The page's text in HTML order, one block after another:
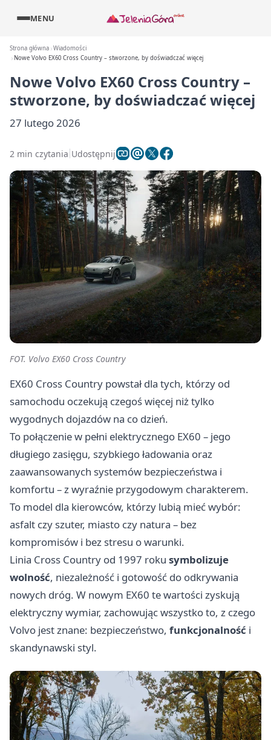
MENU
Strona główna Wiadomości
Nowe Volvo EX60 Cross Country – stworzone, by doświadczać więcej
Nowe Volvo EX60 Cross Country –
stworzone, by doświadczać więcej
27 lutego 2026
2 min czytania Udostępnij
FOT. Volvo EX60 Cross Country
EX60 Cross Country powstał dla tych, którzy od
samochodu oczekują czegoś więcej niż tylko
wygodnych dojazdów na co dzień.
To połączenie w pełni elektrycznego EX60 – jego
długiego zasięgu, szybkiego ładowania oraz
zaawansowanych systemów bezpieczeństwa i
komfortu – z wyraźnie przygodowym charakterem.
To model dla kierowców, którzy lubią mieć wybór:
asfalt czy szuter, miasto czy natura – bez
kompromisów i bez stresu o warunki.
Linia Cross Country od 1997 roku symbolizuje
wolność, niezależność i gotowość do odkrywania
nowych dróg. W nowym EX60 te wartości zyskują
elektryczny wymiar, zachowując wszystko to, z czego
Volvo jest znane: bezpieczeństwo, funkcjonalność i
skandynawski styl.